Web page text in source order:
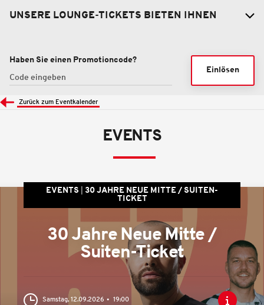
UNSERE LOUNGE-TICKETS BIETEN IHNEN
Haben Sie einen Promotioncode?
Einlösen
Zurück zum Eventkalender
EVENTS
EVENTS
30 JAHRE NEUE MITTE / SUITEN-
TICKET
30 Jahre Neue Mitte /
Suiten-Ticket
Samstag, 12.09.2026 19:00